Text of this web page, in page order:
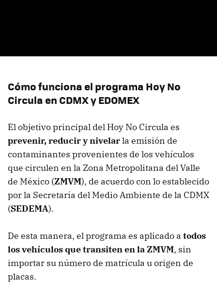
Cómo funciona el programa Hoy No
Circula en CDMX y EDOMEX
El objetivo principal del Hoy No Circula es
prevenir, reducir y nivelarla emisión de
contaminantes provenientes de los vehículos
que circulen en la Zona Metropolitana del Valle
de México (ZMVM), de acuerdo con lo establecido
por la Secretaría del Medio Ambiente de la CDMX
(SEDEMA).
De esta manera, el programa es aplicado a todos
los vehículos que transiten en la ZMVM, sin
importar su número de matrícula u origen de
placas.